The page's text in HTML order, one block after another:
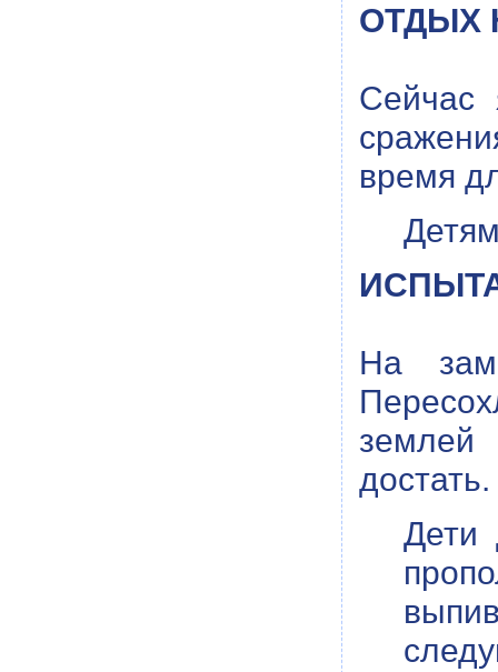
ОТДЫХ
Сейчас
время
На
землей
достать.
Дети